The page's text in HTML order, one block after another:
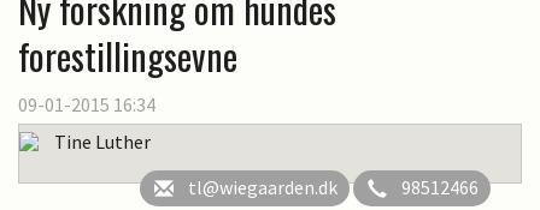
forestillingsevne
09-01-2015 16:34
Tine Luther
tl@wiegaarden.dk
98512466